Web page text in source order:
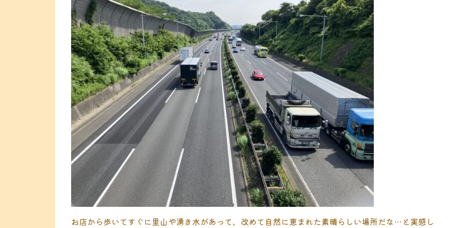
お店から歩いてすぐに里山や湧き水があって、改めて自然に恵まれた素晴らしい場所だな…と実感し